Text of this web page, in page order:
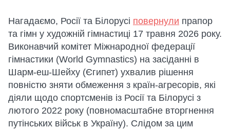
Нагадаємо, Росії та Білорусі повернули прапор
та гімн у художній гімнастиці 17 травня 2026 року.
Виконавчий комітет Міжнародної федерації
гімнастики (World Gymnastics) на засіданні в
Шарм-еш-Шейху (Єгипет) ухвалив рішення
повністю зняти обмеження з країн-агресорів, які
діяли щодо спортсменів із Росії та Білорусі з
лютого 2022 року (повномасштабне вторгнення
путінських військ в Україну). Слідом за цим